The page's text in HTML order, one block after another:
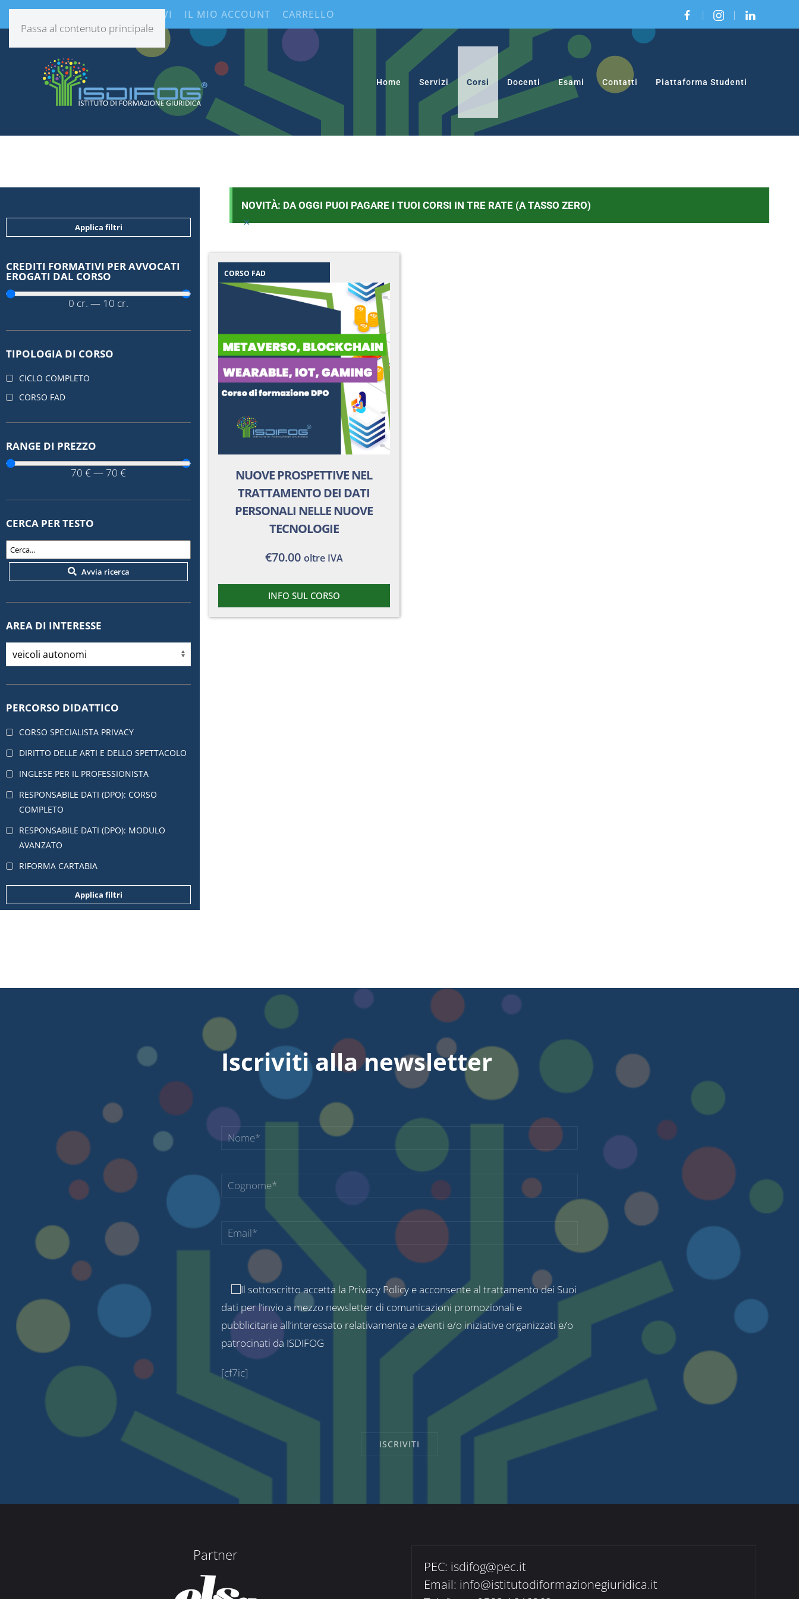
Passa al contenuto principale
CONTENUTI INFORMATIVI IL MIO ACCOUNT CARRELLO | |
Home Servizi Corsi Docenti Esami Contatti Piattaforma Studenti
Applica filtri
CREDITI FORMATIVI PER AVVOCATI
EROGATI DAL CORSO
0 cr. — 10 cr.
TIPOLOGIA DI CORSO
CICLO COMPLETO
CORSO FAD
RANGE DI PREZZO
70 € — 70 €
CERCA PER TESTO
Avvia ricerca
AREA DI INTERESSE
PERCORSO DIDATTICO
CORSO SPECIALISTA PRIVACY
DIRITTO DELLE ARTI E DELLO SPETTACOLO
INGLESE PER IL PROFESSIONISTA
RESPONSABILE DATI (DPO): CORSO
COMPLETO
RESPONSABILE DATI (DPO): MODULO
AVANZATO
RIFORMA CARTABIA
Applica filtri
NOVITÀ: DA OGGI PUOI PAGARE I TUOI CORSI IN TRE RATE (A TASSO ZERO)
×
CORSO FAD
NUOVE PROSPETTIVE NEL
TRATTAMENTO DEI DATI
PERSONALI NELLE NUOVE
TECNOLOGIE
€70.00 oltre IVA
INFO SUL CORSO
Iscriviti alla newsletter
Il sottoscritto accetta la Privacy Policy e acconsente al trattamento dei Suoi
dati per l’invio a mezzo newsletter di comunicazioni promozionali e
pubblicitarie all’interessato relativamente a eventi e/o iniziative organizzati e/o
patrocinati da ISDIFOG
[cf7ic]
Partner
PEC: isdifog@pec.it
Email: info@istitutodiformazionegiuridica.it